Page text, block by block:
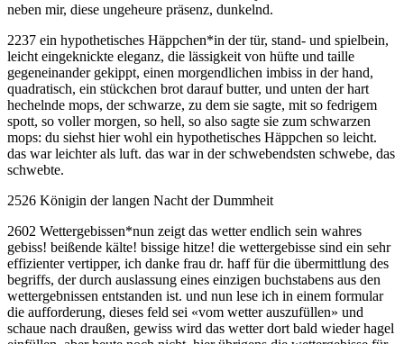
neben mir, diese ungeheure präsenz, dunkelnd.
2237 ein hypothetisches Häppchen*in der tür, stand- und spielbein,
leicht eingeknickte eleganz, die lässigkeit von hüfte und taille
gegeneinander gekippt, einen morgendlichen imbiss in der hand,
quadratisch, ein stückchen brot darauf butter, und unten der hart
hechelnde mops, der schwarze, zu dem sie sagte, mit so fedrigem
spott, so voller morgen, so hell, so also sagte sie zum schwarzen
mops: du siehst hier wohl ein hypothetisches Häppchen so leicht.
das war leichter als luft. das war in der schwebendsten schwebe, das
schwebte.
2526 Königin der langen Nacht der Dummheit
2602 Wettergebissen*nun zeigt das wetter endlich sein wahres
gebiss! beißende kälte! bissige hitze! die wettergebisse sind ein sehr
effizienter vertipper, ich danke frau dr. haff für die übermittlung des
begriffs, der durch auslassung eines einzigen buchstabens aus den
wettergebnissen entstanden ist. und nun lese ich in einem formular
die aufforderung, dieses feld sei «vom wetter auszufüllen» und
schaue nach draußen, gewiss wird das wetter dort bald wieder hagel